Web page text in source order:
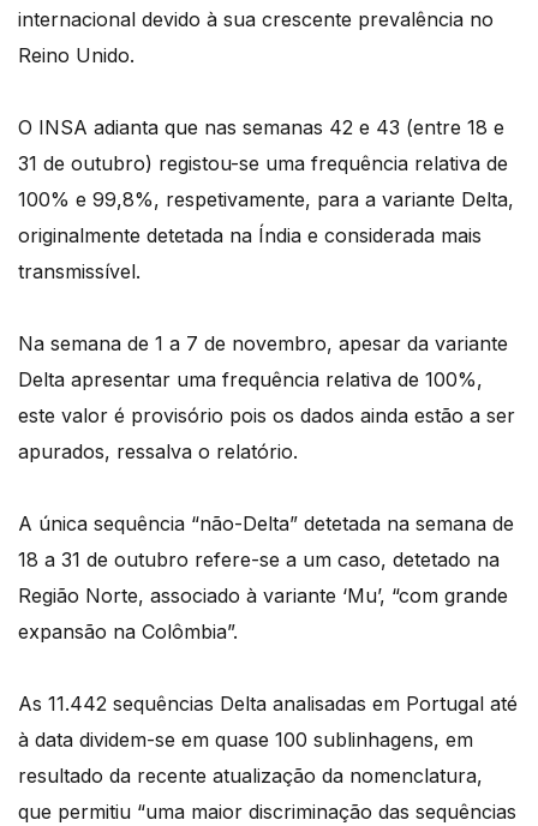
internacional devido à sua crescente prevalência no
Reino Unido.
O INSA adianta que nas semanas 42 e 43 (entre 18 e
31 de outubro) registou-se uma frequência relativa de
100% e 99,8%, respetivamente, para a variante Delta,
originalmente detetada na Índia e considerada mais
transmissível.
Na semana de 1 a 7 de novembro, apesar da variante
Delta apresentar uma frequência relativa de 100%,
este valor é provisório pois os dados ainda estão a ser
apurados, ressalva o relatório.
A única sequência “não-Delta” detetada na semana de
18 a 31 de outubro refere-se a um caso, detetado na
Região Norte, associado à variante ‘Mu’, “com grande
expansão na Colômbia”.
As 11.442 sequências Delta analisadas em Portugal até
à data dividem-se em quase 100 sublinhagens, em
resultado da recente atualização da nomenclatura,
que permitiu “uma maior discriminação das sequências